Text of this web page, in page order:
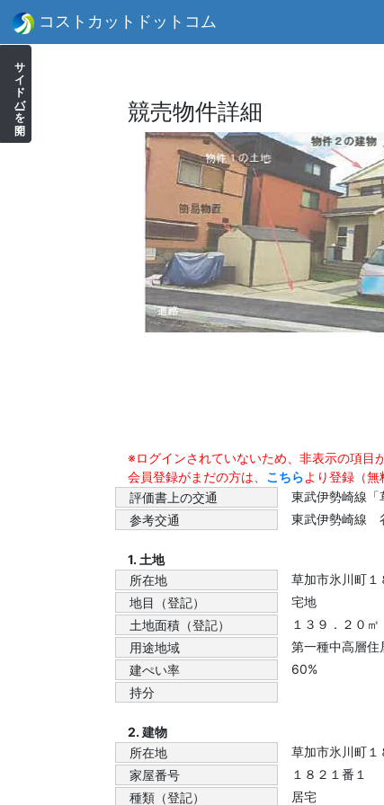
コストカットドットコム
サイドバーを開く 競売物件詳細
※ログインされていないため、非表示の項目
会員登録がまだの方は、 こちらより登録（無
評価書上の交通
東武伊勢崎線
参考交通
東武伊勢崎線
1. 土地
所在地
草加市氷川町１
地目（登記）
宅地
土地面積（登記）
１３９．２０㎡
用途地域
第一種中高層住
建ぺい率
60%
持分
2. 建物
所在地
草加市氷川町１
家屋番号
１８２１番１
種類（登記）
居宅